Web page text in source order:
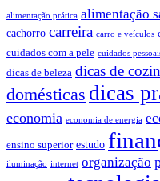
alimentação prática alimentação
cachorro carreira carro e veículos
cuidados com a pele cuidados
dicas de beleza dicas de
domésticas dicas
economia economia de energia
ensino superior estudo
iluminação internet organização